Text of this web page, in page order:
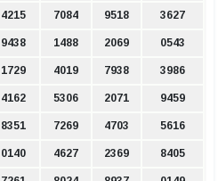
4215 7084 9518 3627
9438 1488 2069 0543
1729 4019 7938 3986
4162 5306 2071 9459
8351 7269 4703 5616
0140 4627 2369 8405